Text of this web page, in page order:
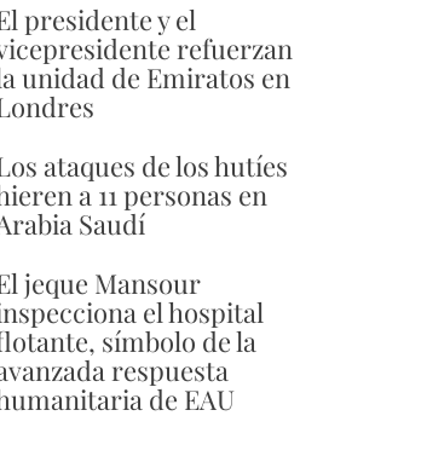
presidente y el
refuerzan
unidad de Emiratos en
ataques de los hutíes
a 11 personas en
Saudí
jeque Mansour
el hospital
símbolo de la
respuesta
de EAU